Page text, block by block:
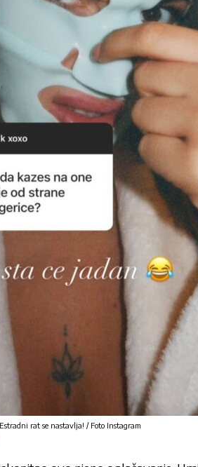
Estradni rat se nastavlja! / Foto Instagram